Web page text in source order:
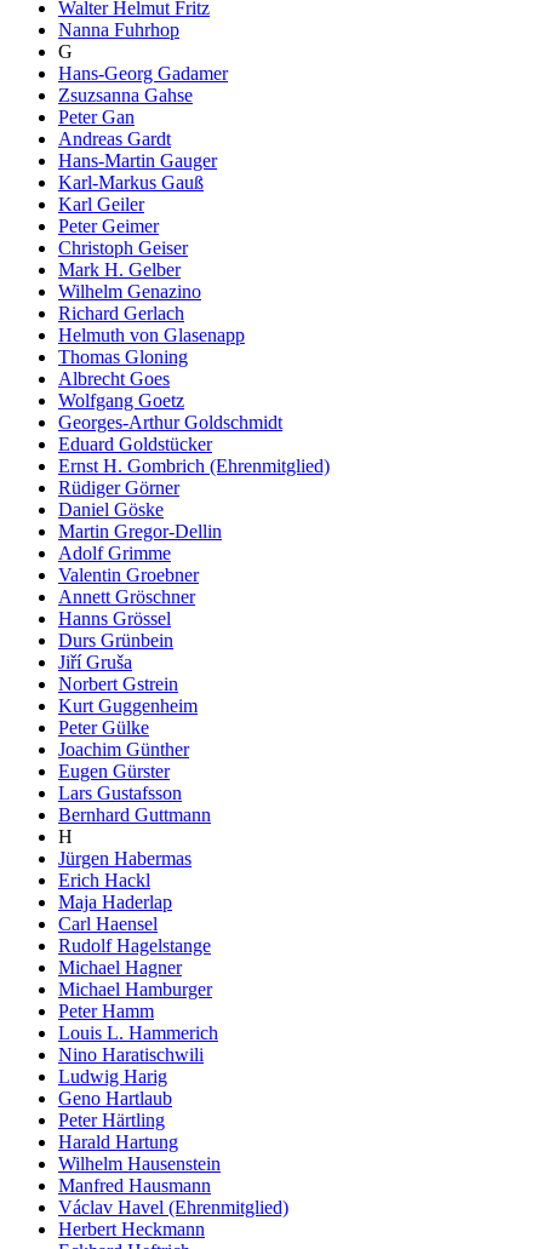
Walter Helmut Fritz
Nanna Fuhrhop
G
Hans-Georg Gadamer
Zsuzsanna Gahse
Peter Gan
Andreas Gardt
Hans-Martin Gauger
Karl-Markus Gauß
Karl Geiler
Peter Geimer
Christoph Geiser
Mark H. Gelber
Wilhelm Genazino
Richard Gerlach
Helmuth von Glasenapp
Thomas Gloning
Albrecht Goes
Wolfgang Goetz
Georges-Arthur Goldschmidt
Eduard Goldstücker
Ernst H. Gombrich (Ehrenmitglied)
Rüdiger Görner
Daniel Göske
Martin Gregor-Dellin
Adolf Grimme
Valentin Groebner
Annett Gröschner
Hanns Grössel
Durs Grünbein
Jiří Gruša
Norbert Gstrein
Kurt Guggenheim
Peter Gülke
Joachim Günther
Eugen Gürster
Lars Gustafsson
Bernhard Guttmann
H
Jürgen Habermas
Erich Hackl
Maja Haderlap
Carl Haensel
Rudolf Hagelstange
Michael Hagner
Michael Hamburger
Peter Hamm
Louis L. Hammerich
Nino Haratischwili
Ludwig Harig
Geno Hartlaub
Peter Härtling
Harald Hartung
Wilhelm Hausenstein
Manfred Hausmann
Václav Havel (Ehrenmitglied)
Herbert Heckmann